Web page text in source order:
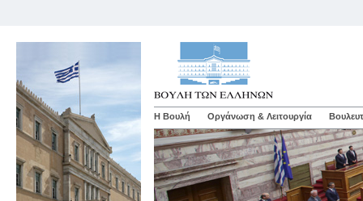
Η Βουλή Οργάνωση & Λειτουργία